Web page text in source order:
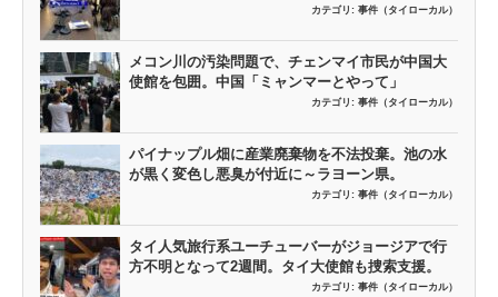
カテゴリ: 事件（タイローカル）
メコン川の汚染問題で、チェンマイ市民が中国大
使館を包囲。中国「ミャンマーとやって」
カテゴリ: 事件（タイローカル）
パイナップル畑に産業廃棄物を不法投棄。池の水
が黒く変色し悪臭が付近に～ラヨーン県。
カテゴリ: 事件（タイローカル）
タイ人気旅行系ユーチューバーがジョージアで行
方不明となって2週間。タイ大使館も捜索支援。
カテゴリ: 事件（タイローカル）